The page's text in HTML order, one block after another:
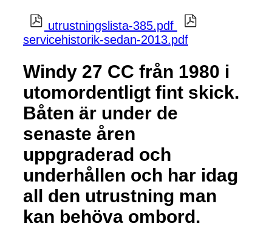
utrustningslista-385.pdf
servicehistorik-sedan-2013.pdf
Windy 27 CC från 1980 i
utomordentligt fint skick.
Båten är under de
senaste åren
uppgraderad och
underhållen och har idag
all den utrustning man
kan behöva ombord.